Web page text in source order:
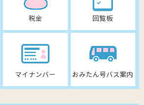
税金 回覧板
マイナンバー おみたん号バス案内